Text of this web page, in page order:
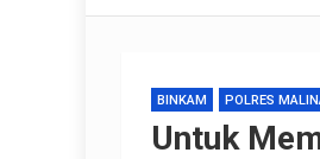
BINKAM POLRES
Untuk